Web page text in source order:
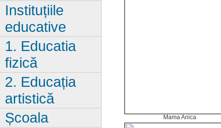
Mama Anica
Instituțiile
educative
1. Educatia
fizică
2. Educația
artistică
Școala